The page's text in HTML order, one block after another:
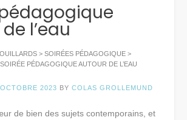
l’eau
> SOIRÉES PÉDAGOGIQUE >
SOIRÉE PÉDAGOGIQUE AUTOUR DE L’EAU
2023 BY COLAS GROLLEMUND
de bien des sujets contemporains, et